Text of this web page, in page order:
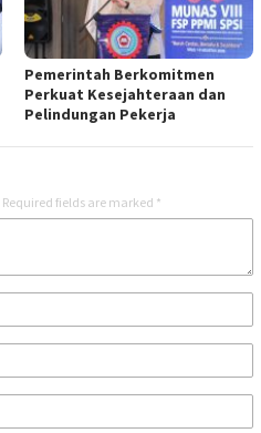
Pemerintah Berkomitmen
Perkuat Kesejahteraan dan
Pelindungan Pekerja
Required fields are marked *